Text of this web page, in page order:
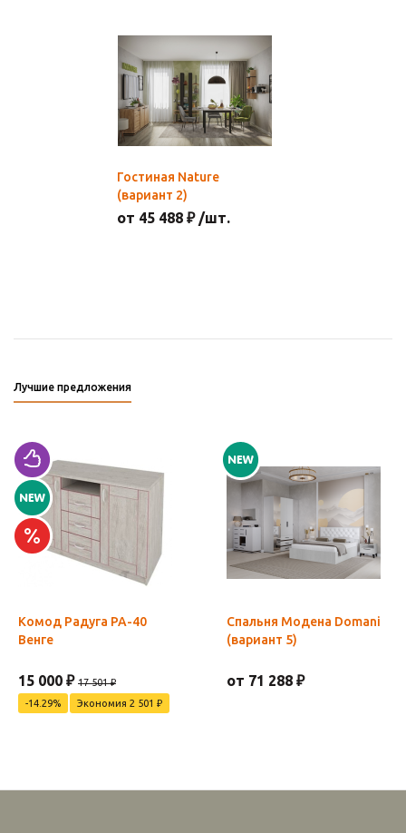
Гостиная Nature
(вариант 2)
от 45 488 ₽ /шт.
Лучшие предложения
Комод Радуга РА-40
Венге
15 000 ₽ 17 501 ₽
-14.29%
Экономия 2 501 ₽
Спальня Модена Domani
(вариант 5)
от 71 288 ₽